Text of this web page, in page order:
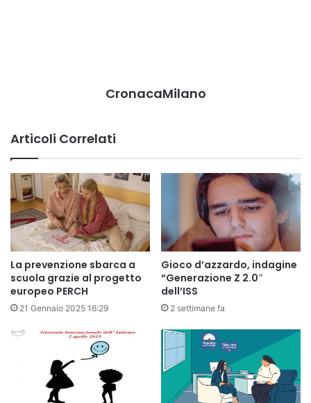
CronacaMilano
Articoli Correlati
La prevenzione sbarca a
scuola grazie al progetto
europeo PERCH
21 Gennaio 2025 16:29
Gioco d’azzardo, indagine
“Generazione Z 2.0″
dell’ISS
2 settimane fa